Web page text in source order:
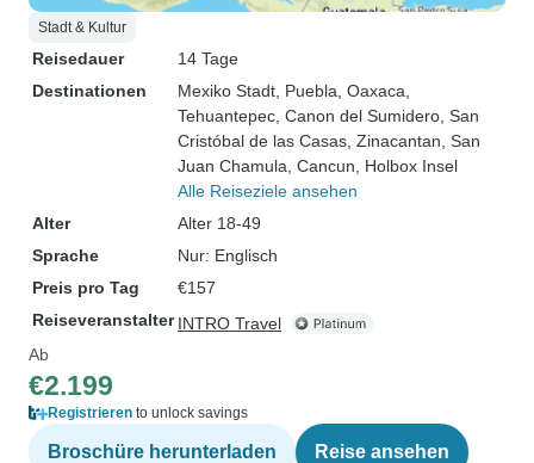
Stadt & Kultur
Reisedauer
14 Tage
Destinationen
Mexiko Stadt , Puebla , Oaxaca
Tehuantepec , Canon del Sumidero , San
Cristóbal de las Casas , Zinacantan , San
Juan Chamula , Cancun , Holbox Insel
Alle Reiseziele ansehen
Alter
Alter 18-49
Sprache
Nur: Englisch
Preis pro Tag
€157
Reiseveranstalter INTRO Travel
Ab
€2.199
Registrieren to unlock savings
Broschüre herunterladen Reise ansehen